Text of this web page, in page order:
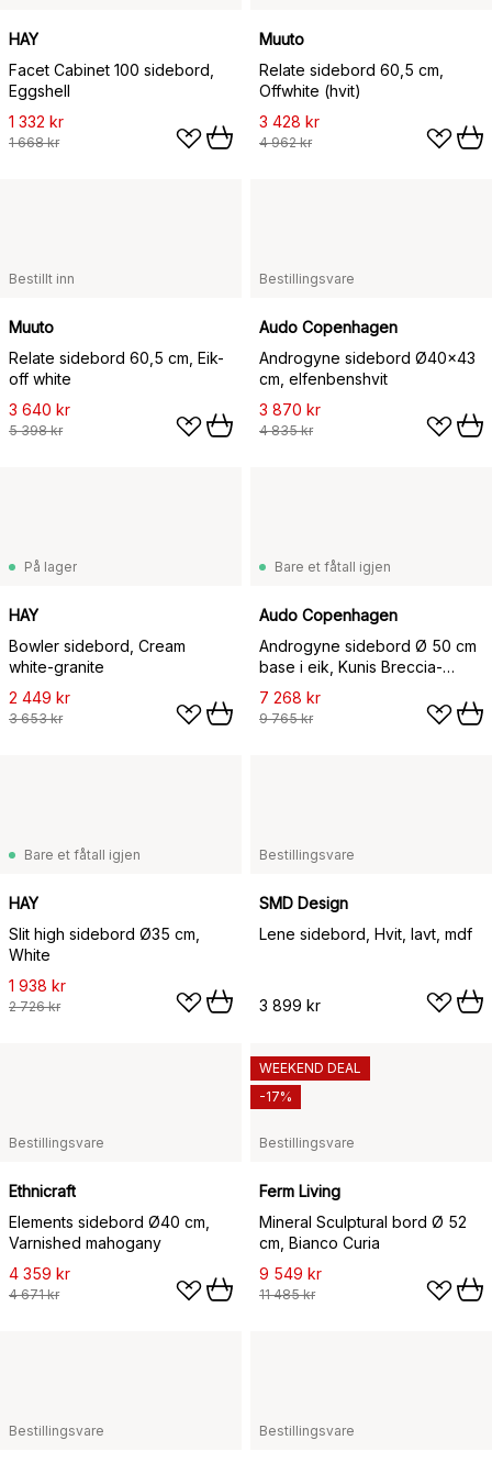
HAY
Facet Cabinet 100 sidebord,
Eggshell
1 332 kr
1 668 kr
Muuto
Relate sidebord 60,5 cm,
Offwhite (hvit)
3 428 kr
4 962 kr
Bestillt inn
Muuto
Relate sidebord 60,5 cm, Eik-
off white
3 640 kr
5 398 kr
Bestillingsvare
Audo Copenhagen
Androgyne sidebord Ø40x43
cm, elfenbenshvit
3 870 kr
4 835 kr
På lager
HAY
Bowler sidebord, Cream
white-granite
2 449 kr
3 653 kr
Bare et fåtall igjen
Audo Copenhagen
Androgyne sidebord Ø 50 cm
base i eik, Kunis Breccia-
bordplate
7 268 kr
9 765 kr
Bare et fåtall igjen
HAY
Slit high sidebord Ø35 cm,
White
1 938 kr
2 726 kr
Bestillingsvare
SMD Design
Lene sidebord, Hvit, lavt, mdf
3 899 kr
Bestillingsvare
Ethnicraft
Elements sidebord Ø40 cm,
Varnished mahogany
4 359 kr
4 671 kr
Bestillingsvare
Ferm Living
Mineral Sculptural bord Ø 52
cm, Bianco Curia
9 549 kr
11 485 kr
WEEKEND DEAL
-17%
Bestillingsvare Bestillingsvare